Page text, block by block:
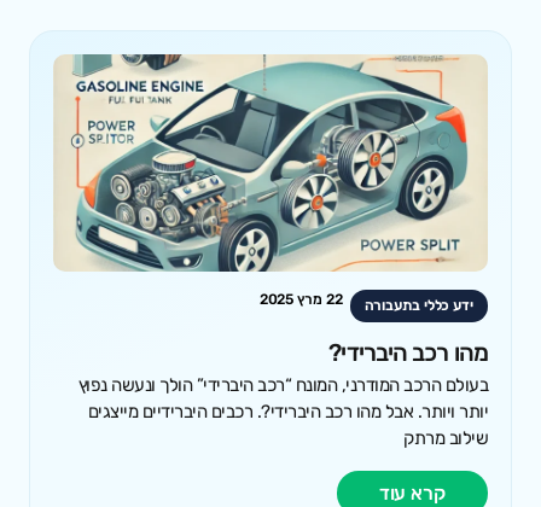
ידע כללי בתעבורה 22 מרץ 2025
מהו רכב היברידי?
בעולם הרכב המודרני, המונח “רכב היברידי” הולך ונעשה נפוץ
יותר ויותר. אבל מהו רכב היברידי?. רכבים היברידיים מייצגים
שילוב מרתק
קרא עוד